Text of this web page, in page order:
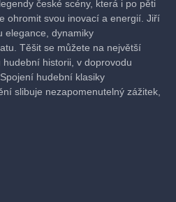
české scény, která i po pěti
ohromit svou inovací a energií. Jiří
elegance, dynamiky
Těšit se můžete na největší
historii, v doprovodu
hudební klasiky
slibuje nezapomenutelný zážitek,